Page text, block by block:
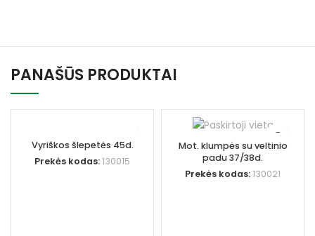
PANAŠŪS PRODUKTAI
Vyriškos šlepetės 45d.
Prekės kodas:130015
Mot. klumpės su veltinio
padu 37/38d.
Prekės kodas:130021